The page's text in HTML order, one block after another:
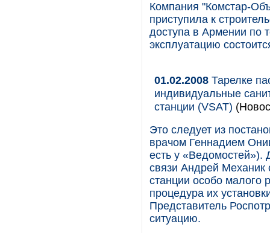
Компания "Комстар-
приступила к
доступа в Армении по
эксплуатацию
01.02.2008 Тарелке
индивидуальные
станции (VSAT)
Это следует из
врачом Геннадием
есть у «Ведомостей»).
связи Андрей Механик
станции особо малого
процедура их
Представитель
ситуацию.